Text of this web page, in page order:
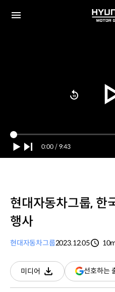
Current
Time
0:00 / Duration
9:43
현대자동차그룹, 한
행사
현대자동차그룹2023.12.05
미디어
다운로드
선호하는